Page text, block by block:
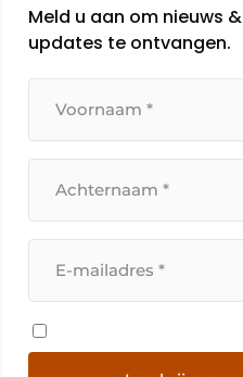
Meld u aan om nieuws &
updates te ontvangen.